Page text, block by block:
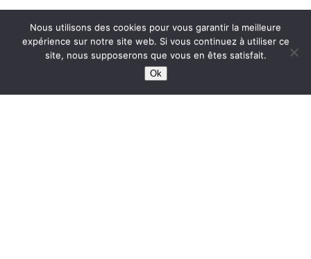
Nous utilisons des cookies pour vous garantir la meilleure
expérience sur notre site web. Si vous continuez à utiliser ce
site, nous supposerons que vous en êtes satisfait.
Ok